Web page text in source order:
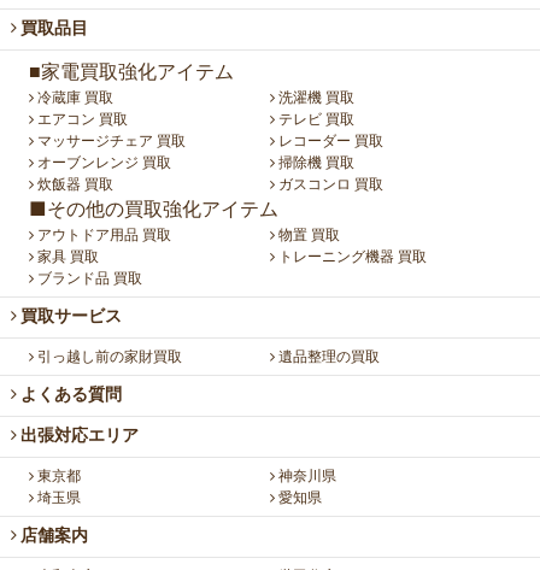
買取品目
■家電買取強化アイテム
冷蔵庫 買取
洗濯機 買取
エアコン 買取
テレビ 買取
マッサージチェア 買取
レコーダー 買取
オーブンレンジ 買取
掃除機 買取
炊飯器 買取
ガスコンロ 買取
■その他の買取強化アイテム
アウトドア用品 買取
物置 買取
家具 買取
トレーニング機器 買取
ブランド品 買取
買取サービス
引っ越し前の家財買取 遺品整理の買取
よくある質問
出張対応エリア
東京都
神奈川県
埼玉県
愛知県
店舗案内